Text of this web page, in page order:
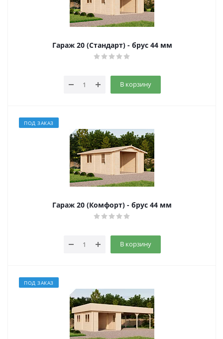
Гараж 20 (Стандарт) - брус 44 мм
В корзину
ПОД ЗАКАЗ
Гараж 20 (Комфорт) - брус 44 мм
В корзину
ПОД ЗАКАЗ